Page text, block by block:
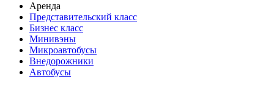
Аренда
Представительский класс
Бизнес класс
Минивэны
Микроавтобусы
Внедорожники
Автобусы